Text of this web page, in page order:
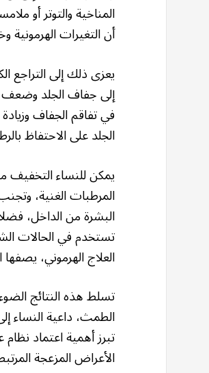
المناخية والتوتر أو
أن التغيرات
يعزى ذلك إلى التراجع
إلى جفاف الجلد وضعف
في تفاقم الجفاف
الجلد على الاحتفاظ
يمكن للنساء التخفيف
المرطبات الغنية،
البشرة من الداخل،
تستخدم في الحالات
العلاج الهرموني،
تسلط هذه النتائج
الطمث، داعية النساء
تبرز أهمية اعتماد
الأعراض المزعجة